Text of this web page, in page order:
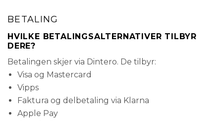
BETALING
HVILKE BETALINGSALTERNATIVER TILBYR
DERE?
Betalingen skjer via Dintero. De tilbyr:
Visa og Mastercard
Vipps
Faktura og delbetaling via Klarna
Apple Pay